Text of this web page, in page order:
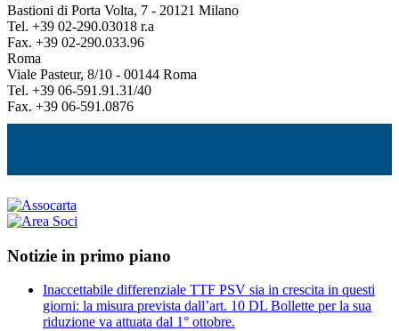
Bastioni di Porta Volta, 7 - 20121 Milano
Tel. +39 02-290.03018 r.a
Fax. +39 02-290.033.96
Roma
Viale Pasteur, 8/10 - 00144 Roma
Tel. +39 06-591.91.31/40
Fax. +39 06-591.0876
Notizie in primo piano
Inaccettabile differenziale TTF PSV sia in crescita in questi
giorni: la misura prevista dall’art. 10 DL Bollette per la sua
riduzione va attuata dal 1° ottobre.